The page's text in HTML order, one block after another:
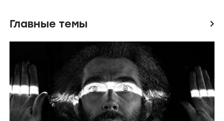
Главные темы icon